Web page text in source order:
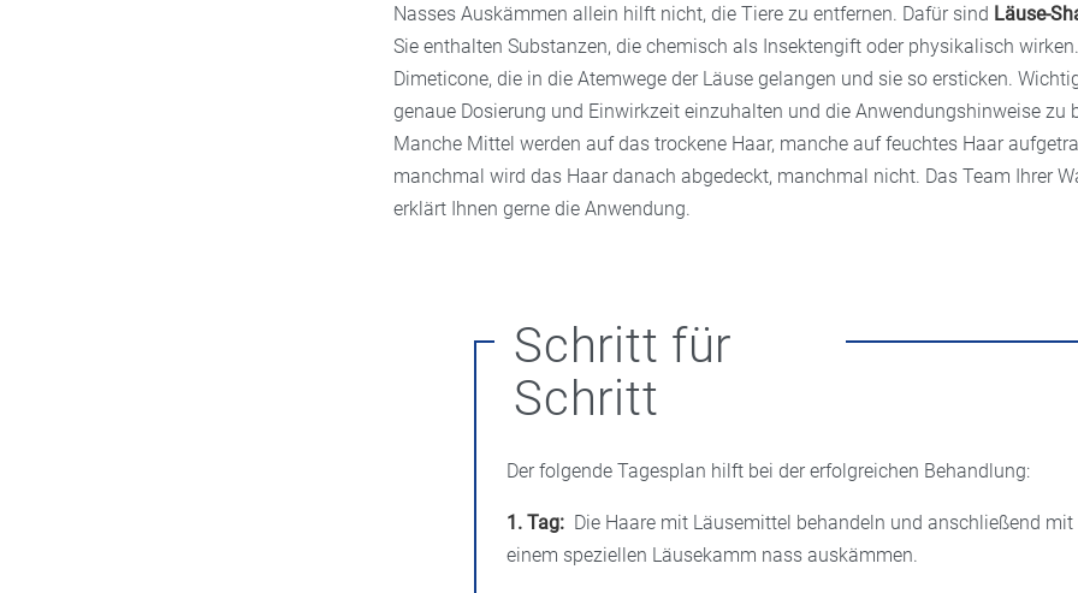
Nasses Auskämmen allein hilft nicht, die Tiere zu entfernen. Dafür sind Läuse-
Sie enthalten Substanzen, die chemisch als Insektengift oder physikalisch
Dimeticone, die in die Atemwege der Läuse gelangen und sie so ersticken.
genaue Dosierung und Einwirkzeit einzuhalten und die Anwendungshinweise zu
Manche Mittel werden auf das trockene Haar, manche auf feuchtes Haar
manchmal wird das Haar danach abgedeckt, manchmal nicht. Das Team Ihrer
erklärt Ihnen gerne die Anwendung.
Schritt für
Schritt
Der folgende Tagesplan hilft bei der erfolgreichen Behandlung:
1. Tag: Die Haare mit Läusemittel behandeln und anschließend mit
einem speziellen Läusekamm nass auskämmen.